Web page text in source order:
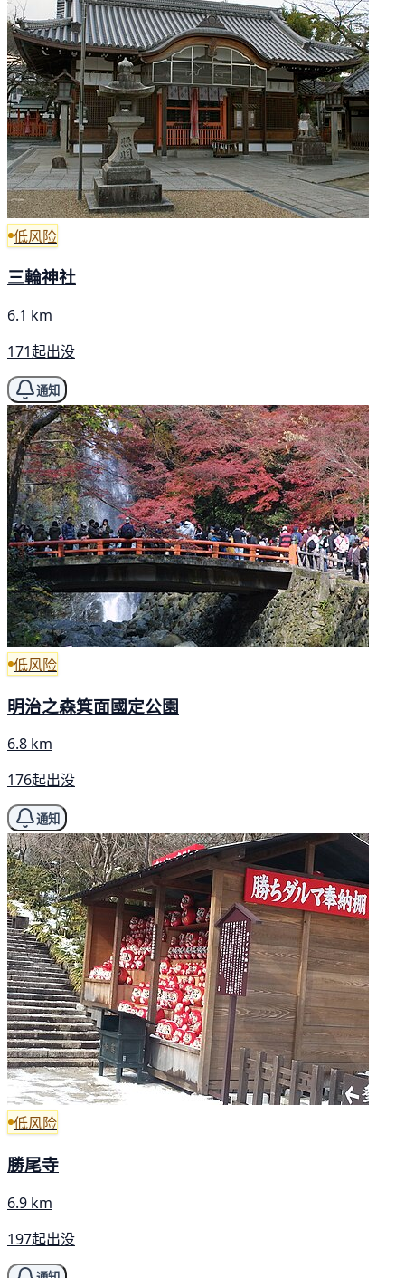
低风险
三輪神社
6.1 km
171起出没
通知
低风险
明治之森箕面國定公園
6.8 km
176起出没
通知
低风险
勝尾寺
6.9 km
197起出没